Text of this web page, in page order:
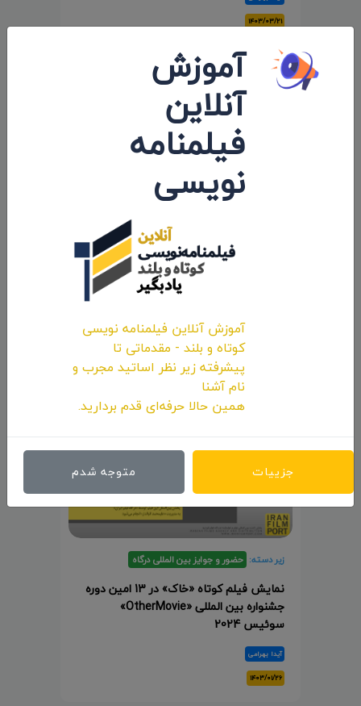
۱۴۰۳/۰۳/۲۱
حضور و جوایز بین المللی درگاه
سومین حضور انیمیشن «دشت گل های زرد»
در 14 امین دوره جشنواره بین المللی
زیر دسته: حضور و جوایز بین المللی درگاه
نمایش فیلم کوتاه «خاک» در 13 امین دوره
جشنواره بین المللی «OtherMovie»
سوئیس 2024
آیدا بهرامی
۱۴۰۳/۰۱/۲۶
آموزش
آنلاین
فیلمنامه
نویسی
آموزش آنلاین فیلمنامه نویسی
کوتاه و بلند - مقدماتی تا
پیشرفته زیر نظر اساتید مجرب و
نام آشنا
همین حالا حرفه‌ای قدم بردارید.
جزییات متوجه شدم